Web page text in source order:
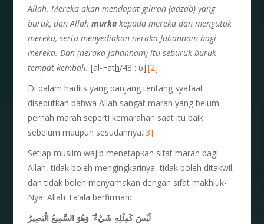
Allah. Mereka akan mendapat giliran (adzab) yang
buruk, dan Allahmurka kepada mereka dan mengutuk
mereka, serta menyediakan neraka Jahannam bagi
mereka. Dan (neraka Jahannam) itu seburuk-buruk
tempat kembali.[al-Fath/48 : 6].[2]
Di dalam hadits yang panjang tentang syafaat
disebutkan bahwa Allah sangat marah yang belum
pernah marah seperti kemarahan saat itu baik
sebelum maupun sesudahnya.[3]
Setiap muslim wajib menetapkan sifat marah bagi
Allah, tidak boleh mengingkarinya, tidak boleh ditakwil,
dan tidak boleh menyamakan dengan sifat makhluk-
Nya. Allah Ta’ala berfirman:
لَيْسَ كَمِثْلِهِ شَيْءٌۖ وَهُوَ السَّمِيعُ الْبَصِيرُ